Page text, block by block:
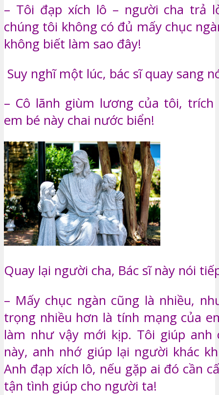
– Tôi đạp xích lô – người cha trả
chúng tôi không có đủ mấy chục
không biết làm sao đây!
Suy nghĩ một lúc, bác sĩ quay sang
– Cô lãnh giùm lương của tôi,
em bé này chai nước biển!
Quay lại người cha, Bác sĩ này nói
– Mấy chục ngàn cũng là nhiều,
trọng nhiều hơn là tính mạng của
làm như vậy mới kịp. Tôi giúp anh
này, anh nhớ giúp lại người khác
Anh đạp xích lô, nếu gặp ai đó cần
tận tình giúp cho người ta!